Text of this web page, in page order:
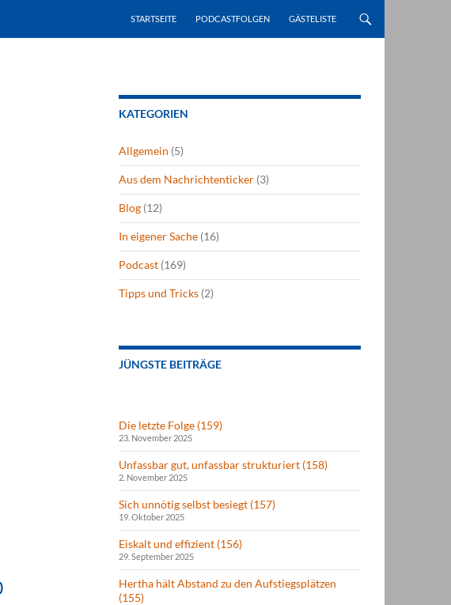
STARTSEITE PODCASTFOLGEN GÄSTELISTE
KATEGORIEN
Allgemein (5)
Aus dem Nachrichtenticker (3)
Blog (12)
In eigener Sache (16)
Podcast (169)
Tipps und Tricks (2)
JÜNGSTE BEITRÄGE
Die letzte Folge (159)
23. November 2025
Unfassbar gut, unfassbar strukturiert (158)
2. November 2025
Sich unnötig selbst besiegt (157)
19. Oktober 2025
Eiskalt und effizient (156)
29. September 2025
Hertha hält Abstand zu den Aufstiegsplätzen
(155)